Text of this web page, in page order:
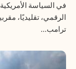
في السياسة
الرقمي، تقليديًا،
ترامب...